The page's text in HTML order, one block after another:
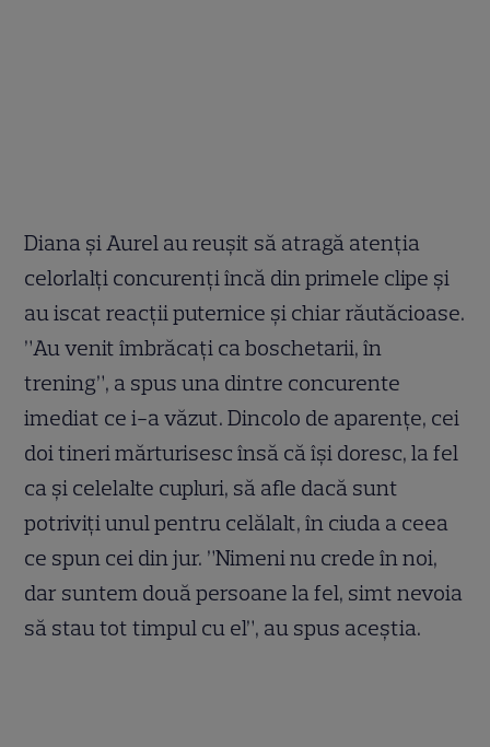
Diana şi Aurel au reușit să atragă atenția
celorlalți concurenți încă din primele clipe și
au iscat reacții puternice și chiar răutăcioase.
”Au venit îmbrăcați ca boschetarii, în
trening”, a spus una dintre concurente
imediat ce i-a văzut. Dincolo de aparențe, cei
doi tineri mărturisesc însă că își doresc, la fel
ca și celelalte cupluri, să afle dacă sunt
potriviți unul pentru celălalt, în ciuda a ceea
ce spun cei din jur. ”Nimeni nu crede în noi,
dar suntem două persoane la fel, simt nevoia
să stau tot timpul cu el”, au spus aceștia.